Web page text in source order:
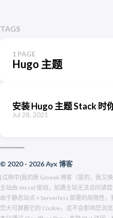
TAGS
1 PAGE
Hugo 主题
安装 Hugo 主题 Stack 时
Jul 28, 2021
© 2020 - 2026 Ayx 博客
[试用中]我的新 Gmeek 博客（是的，我又
主站由 Vercel 驱动，如遇主站无法访问请
由于静态站点 + Serverless 部署的局限性
您大可屏蔽它的 Cookie，这不会影响您浏